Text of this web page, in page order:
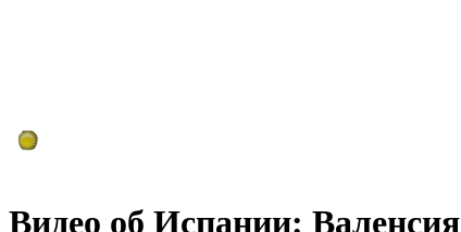
Видео об Испании: Валенсия